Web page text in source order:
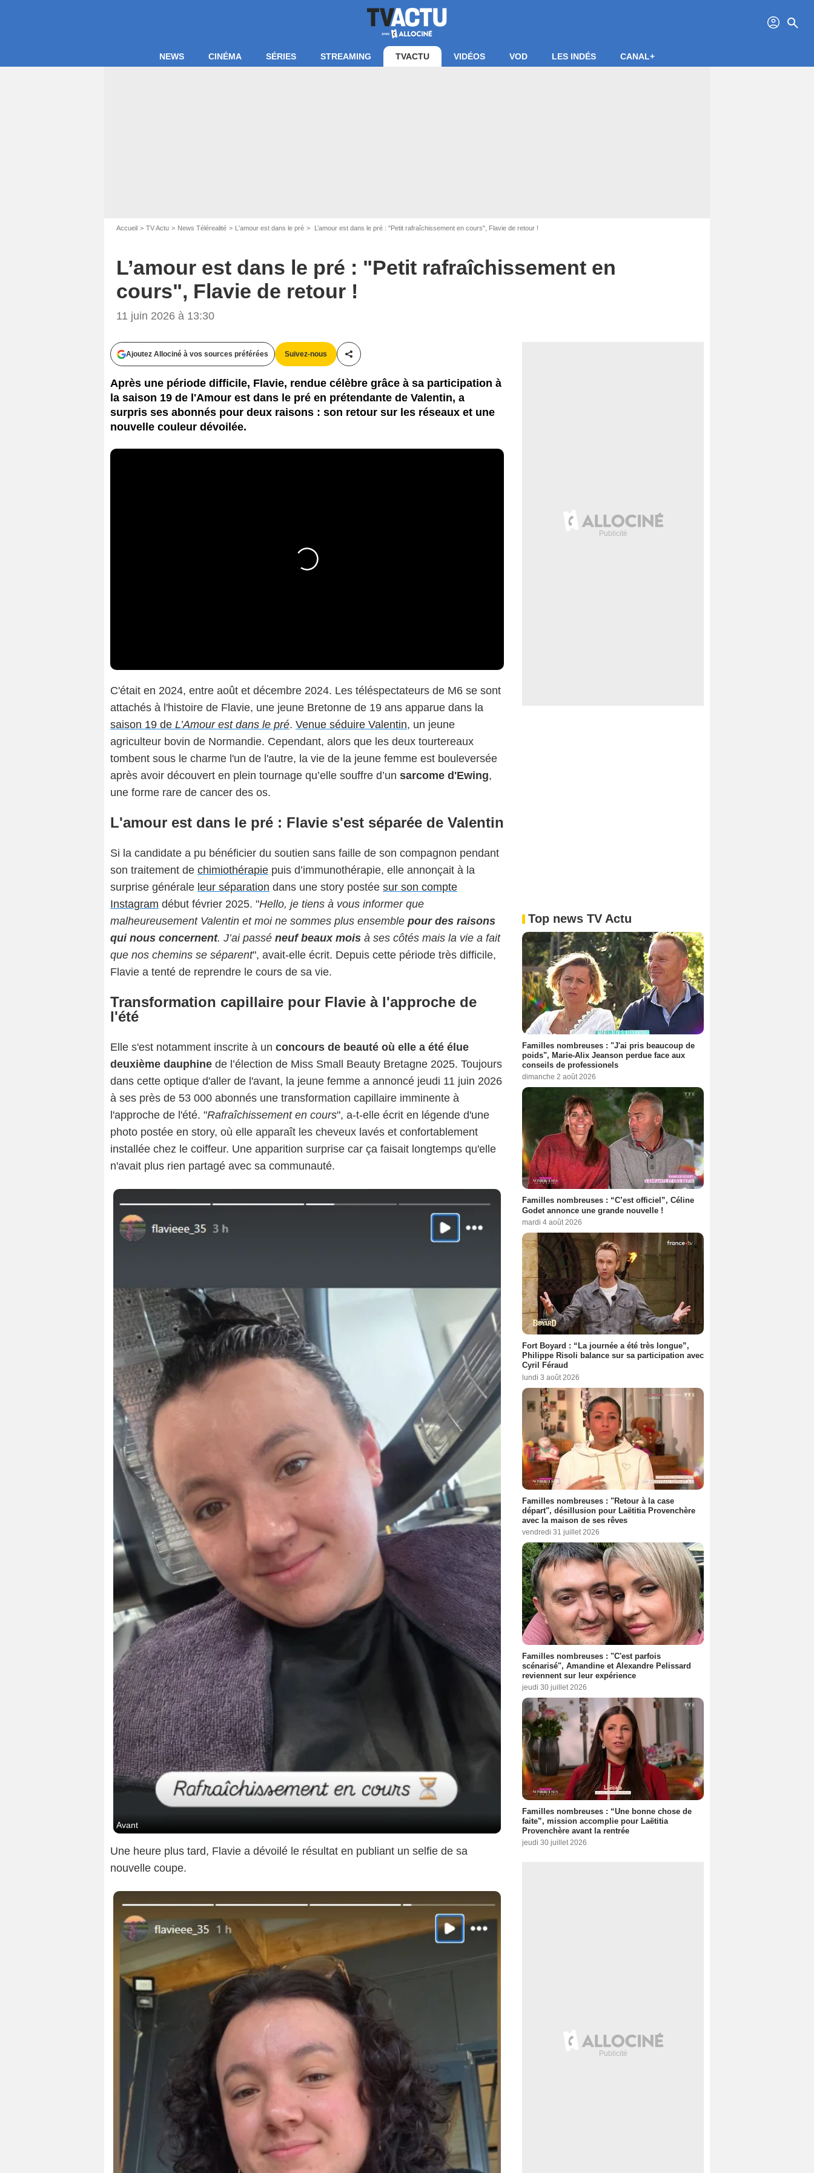
profil search
NEWS CINÉMA SÉRIES STREAMING TVACTU VIDÉOS VOD LES INDÉS CANAL+
Accueil TV Actu News Télérealité L'amour est dans le pré L’amour est dans le pré : "Petit rafraîchissement en cours", Flavie de retour !
L’amour est dans le pré : "Petit rafraîchissement en
cours", Flavie de retour !
11 juin 2026 à 13:30
Ajoutez Allociné à vos sources préférées Suivez-nous
Partager cet article
Après une période difficile, Flavie, rendue célèbre grâce à sa participation à
la saison 19 de l'Amour est dans le pré en prétendante de Valentin, a
surpris ses abonnés pour deux raisons : son retour sur les réseaux et une
nouvelle couleur dévoilée.
C'était en 2024, entre août et décembre 2024. Les téléspectateurs de M6 se sont
attachés à l'histoire de Flavie, une jeune Bretonne de 19 ans apparue dans la
saison 19 de L’Amour est dans le pré. Venue séduire Valentin, un jeune
agriculteur bovin de Normandie. Cependant, alors que les deux tourtereaux
tombent sous le charme l'un de l'autre, la vie de la jeune femme est bouleversée
après avoir découvert en plein tournage qu’elle souffre d’un sarcome d'Ewing,
une forme rare de cancer des os.
L'amour est dans le pré : Flavie s'est séparée de Valentin
Si la candidate a pu bénéficier du soutien sans faille de son compagnon pendant
son traitement de chimiothérapie puis d’immunothérapie, elle annonçait à la
surprise générale leur séparation dans une story postée sur son compte
Instagram début février 2025. "Hello, je tiens à vous informer que
malheureusement Valentin et moi ne sommes plus ensemble pour des raisons
qui nous concernent. J’ai passé neuf beaux mois à ses côtés mais la vie a fait
que nos chemins se séparent", avait-elle écrit. Depuis cette période très difficile,
Flavie a tenté de reprendre le cours de sa vie.
Transformation capillaire pour Flavie à l'approche de
l'été
Elle s'est notamment inscrite à un concours de beauté où elle a été élue
deuxième dauphine de l’élection de Miss Small Beauty Bretagne 2025. Toujours
dans cette optique d'aller de l'avant, la jeune femme a annoncé jeudi 11 juin 2026
à ses près de 53 000 abonnés une transformation capillaire imminente à
l'approche de l'été. "Rafraîchissement en cours", a-t-elle écrit en légende d'une
photo postée en story, où elle apparaît les cheveux lavés et confortablement
installée chez le coiffeur. Une apparition surprise car ça faisait longtemps qu'elle
n'avait plus rien partagé avec sa communauté.
Instagram @flavieee_35
Avant
Une heure plus tard, Flavie a dévoilé le résultat en publiant un selfie de sa
nouvelle coupe.
Top news TV Actu
Familles nombreuses : "J'ai pris beaucoup de
poids", Marie-Alix Jeanson perdue face aux
conseils de professionels
dimanche 2 août 2026
Familles nombreuses : “C’est officiel”, Céline
Godet annonce une grande nouvelle !
mardi 4 août 2026
Fort Boyard : “La journée a été très longue”,
Philippe Risoli balance sur sa participation avec
Cyril Féraud
lundi 3 août 2026
Familles nombreuses : "Retour à la case
départ", désillusion pour Laëtitia Provenchère
avec la maison de ses rêves
vendredi 31 juillet 2026
Familles nombreuses : "C'est parfois
scénarisé", Amandine et Alexandre Pelissard
reviennent sur leur expérience
jeudi 30 juillet 2026
Familles nombreuses : “Une bonne chose de
faite”, mission accomplie pour Laëtitia
Provenchère avant la rentrée
jeudi 30 juillet 2026